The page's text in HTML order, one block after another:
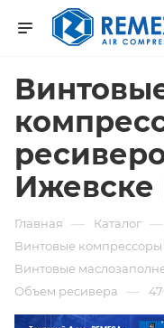
Ижевске
Главная — Каталог —
Винтовые компрессоры
Винтовые
Объем ресивера —